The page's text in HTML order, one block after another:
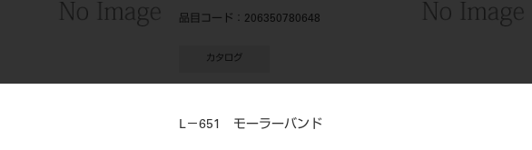
品目コード ：206350780648
カタログ
L－651 モーラーバンド